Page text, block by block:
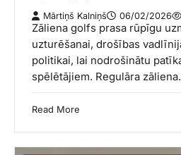
Mārtiņš Kalniņš 06/02/2026
Zāliena golfs prasa rūpīgu
uzturēšanai, drošības
politikai, lai nodrošinātu
spēlētājiem. Regulāra
Read More